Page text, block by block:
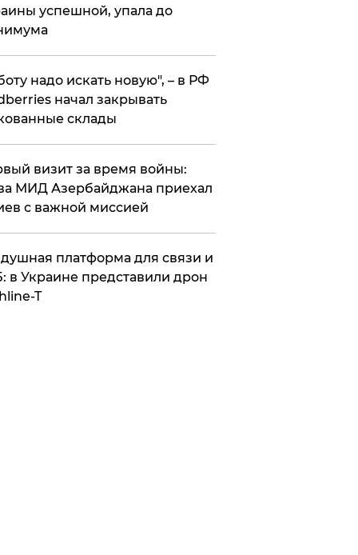
успешной, упала до
надо искать новую", – в РФ
начал закрывать
склады
визит за время войны:
МИД Азербайджана приехал
с важной миссией
платформа для связи и
в Украине представили дрон
T